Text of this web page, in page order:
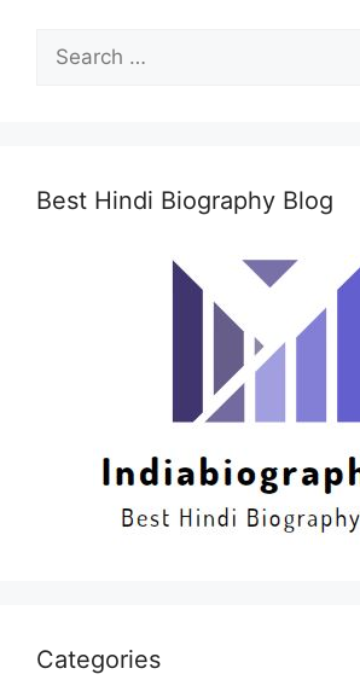
Search
for:
Best Hindi Biography Blog
Categories